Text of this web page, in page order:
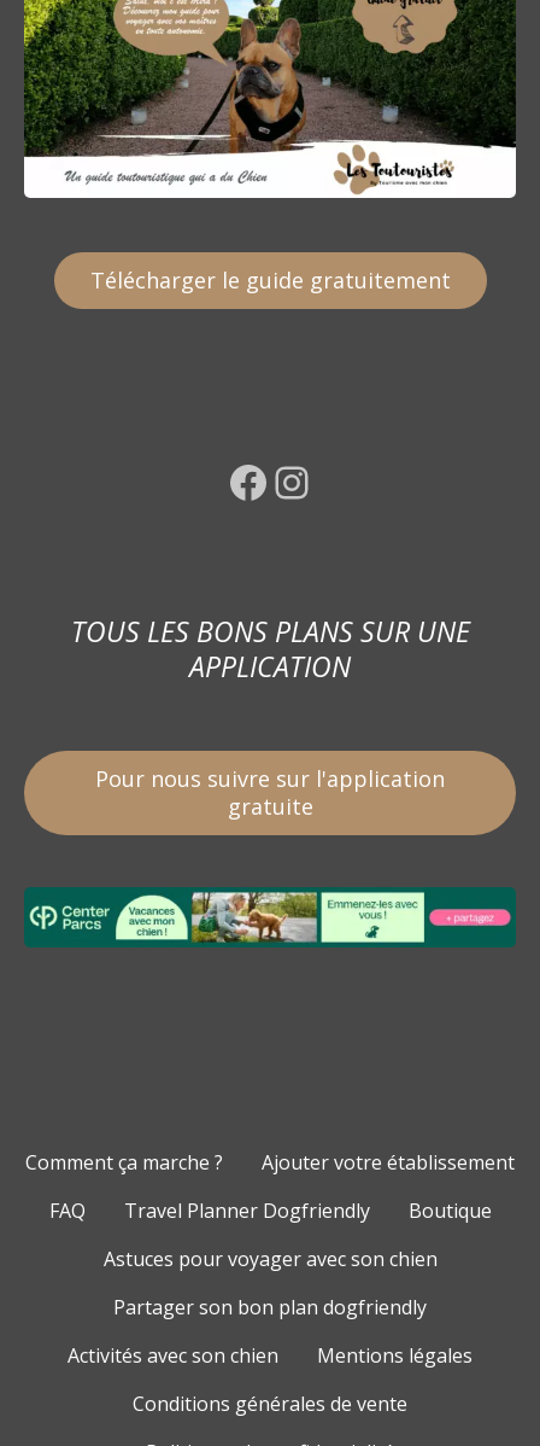
Télécharger le guide gratuitement
Facebook Instagram
TOUS LES BONS PLANS SUR UNE
APPLICATION
Pour nous suivre sur l'application
gratuite
Comment ça marche ?
Ajouter votre établissement
FAQ
Travel Planner Dogfriendly
Boutique
Astuces pour voyager avec son chien
Partager son bon plan dogfriendly
Activités avec son chien
Mentions légales
Conditions générales de vente